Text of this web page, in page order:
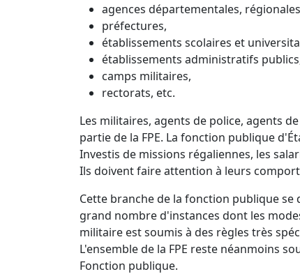
agences départementales,
préfectures,
établissements scolaires et
établissements administratifs
camps militaires,
rectorats, etc.
Les militaires, agents de police, agents
partie de la FPE. La fonction publique
Investis de missions régaliennes, les
Ils doivent faire attention à leurs
Cette branche de la fonction publique
grand nombre d'instances dont les
militaire est soumis à des règles très
L'ensemble de la FPE reste néanmoins
Fonction publique.